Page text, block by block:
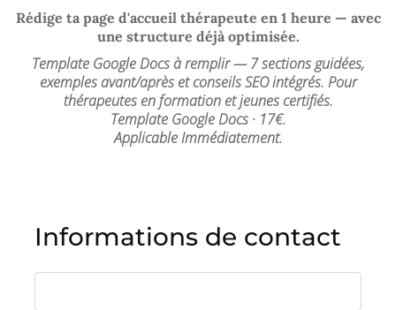
Rédige ta page d'accueil thérapeute en 1 heure — avec
une structure déjà optimisée.
Template Google Docs à remplir — 7 sections guidées,
exemples avant/après et conseils SEO intégrés. Pour
thérapeutes en formation et jeunes certifiés.
Template Google Docs · 17€.
Applicable Immédiatement.
Informations de contact